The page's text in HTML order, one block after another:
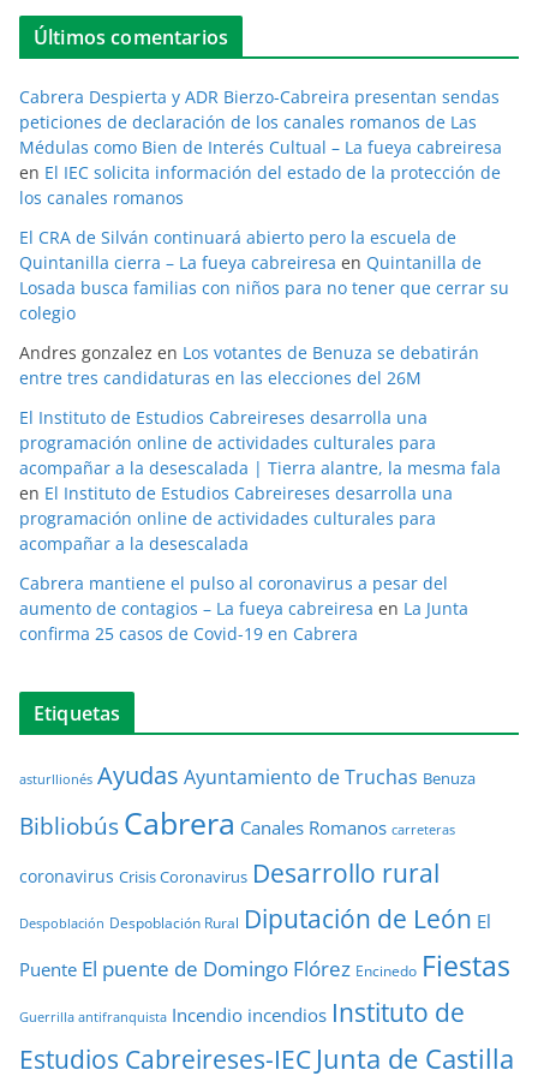
Últimos comentarios
Cabrera Despierta y ADR Bierzo-Cabreira presentan sendas
peticiones de declaración de los canales romanos de Las
Médulas como Bien de Interés Cultual – La fueya cabreiresa
en El IEC solicita información del estado de la protección de
los canales romanos
El CRA de Silván continuará abierto pero la escuela de
Quintanilla cierra – La fueya cabreiresa en Quintanilla de
Losada busca familias con niños para no tener que cerrar su
colegio
Andres gonzalez en Los votantes de Benuza se debatirán
entre tres candidaturas en las elecciones del 26M
El Instituto de Estudios Cabreireses desarrolla una
programación online de actividades culturales para
acompañar a la desescalada | Tierra alantre, la mesma fala
en El Instituto de Estudios Cabreireses desarrolla una
programación online de actividades culturales para
acompañar a la desescalada
Cabrera mantiene el pulso al coronavirus a pesar del
aumento de contagios – La fueya cabreiresa en La Junta
confirma 25 casos de Covid-19 en Cabrera
Etiquetas
asturllionés Ayudas Ayuntamiento de Truchas Benuza
BibliobúsCabrera Canales Romanos carreteras
coronavirus Crisis Coronavirus Desarrollo rural
Despoblación Despoblación Rural Diputación de León El
Puente El puente de Domingo Flórez Encinedo Fiestas
Guerrilla antifranquista Incendio incendios Instituto de
Estudios Cabreireses-IEC Junta de Castilla